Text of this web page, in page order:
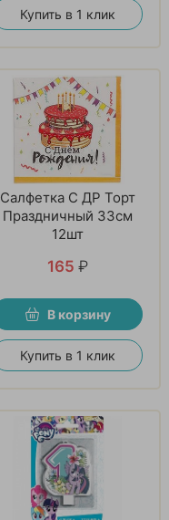
Купить в 1 клик
Салфетка С ДР Торт
Праздничный 33см
12шт
165 ₽
В корзину
Купить в 1 клик